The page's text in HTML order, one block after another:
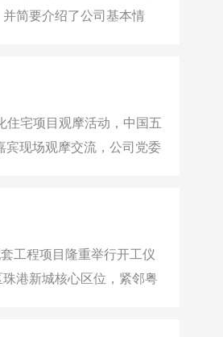
简要介绍了公司基本情
宅项目观摩活动，中国五
宾现场观摩交流，公司党委
工程项目隆重举行开工仪
港新城核心区位，紧邻粤